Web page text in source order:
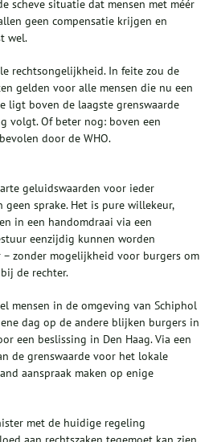
scheve situatie dat mensen met méér
geen compensatie krijgen en
wel.
rechtsongelijkheid. In feite zou de
gelden voor alle mensen die nu een
ligt boven de laagste grenswaarde
volgt. Of beter nog: boven een
door de WHO.
geluidswaarden voor ieder
sprake. Het is pure willekeur,
in een handomdraai via een
eenzijdig kunnen worden
zonder mogelijkheid voor burgers om
de rechter.
mensen in de omgeving van Schiphol
dag op de andere blijken burgers in
een beslissing in Den Haag. Via een
de grenswaarde voor het lokale
aanspraak maken op enige
met de huidige regeling